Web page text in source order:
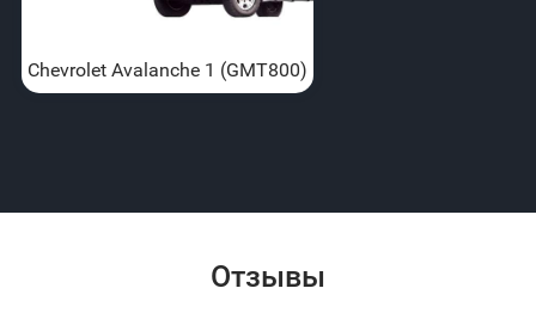
Chevrolet Avalanche 1 (GMT800)
Отзывы